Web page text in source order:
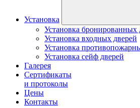
Установка
Установка бронированных
Установка входных дверей
Установка
Установка сейф дверей
Галерея
Сертификаты
и протоколы
Цены
Контакты